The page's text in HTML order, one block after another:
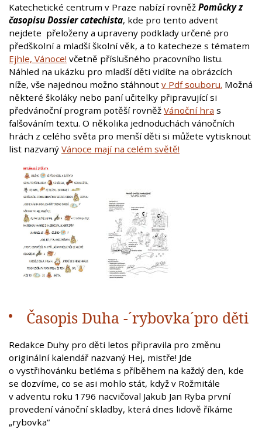
Katechetické centrum v Praze nabízí rovněž Pomůcky z
časopisu Dossier catechista, kde pro tento advent
nejdete přeloženy a upraveny podklady určené pro
předškolní a mladší školní věk, a to katecheze s tématem
Ejhle, Vánoce! včetně příslušného pracovního listu.
Náhled na ukázku pro mladší děti vidíte na obrázcích
níže, vše najednou možno stáhnout v Pdf souboru. Možná
některé školáky nebo paní učitelky připravující si
předvánoční program potěší rovněž Vánoční hra s
falšováním textu. O několika jednoduchách vánočních
hrách z celého světa pro menší děti si můžete vytisknout
list nazvaný Vánoce mají na celém světě!
Časopis Duha -´rybovka´pro děti
Redakce Duhy pro děti letos připravila pro změnu
originální kalendář nazvaný Hej, mistře! Jde
o vystřihovánku betléma s příběhem na každý den, kde
se dozvíme, co se asi mohlo stát, když v Rožmitále
v adventu roku 1796 nacvičoval Jakub Jan Ryba první
provedení vánoční skladby, která dnes lidově říkáme
„rybovka“